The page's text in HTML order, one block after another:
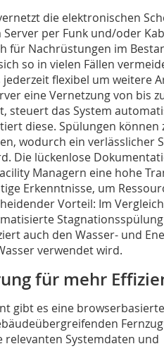
die elektronischen
per Funk und/oder
für Nachrüstungen im
so in vielen Fällen
flexibel um weitere
eine Vernetzung von bis
steuert das System
diese. Spülungen können
wodurch ein verlässlicher
Die lückenlose
Managern eine hohe
Erkenntnisse, um
Vorteil: Im
auch den Wasser- und
verwendet wird.
für mehr
gibt es eine
Systemdaten und